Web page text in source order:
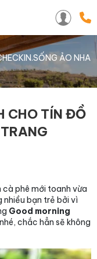
ẢO NHA
CHO TÍN ĐỒ
cà phê mới toanh vừa
nhiều bạn trẻ bởi vì
Good morning
chắc hẳn sẽ không